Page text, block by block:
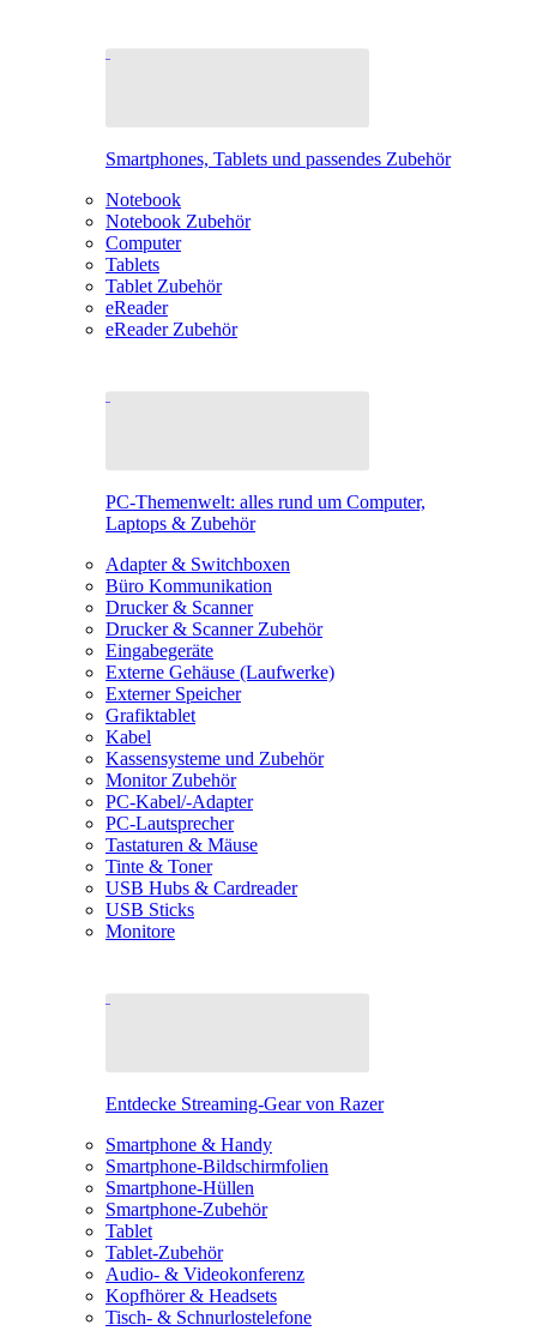
Smartphones, Tablets und passendes Zubehör
Notebook
Notebook Zubehör
Computer
Tablets
Tablet Zubehör
eReader
eReader Zubehör
PC-Themenwelt: alles rund um Computer,
Laptops & Zubehör
Adapter & Switchboxen
Büro Kommunikation
Drucker & Scanner
Drucker & Scanner Zubehör
Eingabegeräte
Externe Gehäuse (Laufwerke)
Externer Speicher
Grafiktablet
Kabel
Kassensysteme und Zubehör
Monitor Zubehör
PC-Kabel/-Adapter
PC-Lautsprecher
Tastaturen & Mäuse
Tinte & Toner
USB Hubs & Cardreader
USB Sticks
Monitore
Entdecke Streaming-Gear von Razer
Smartphone & Handy
Smartphone-Bildschirmfolien
Smartphone-Hüllen
Smartphone-Zubehör
Tablet
Tablet-Zubehör
Audio- & Videokonferenz
Kopfhörer & Headsets
Tisch- & Schnurlostelefone